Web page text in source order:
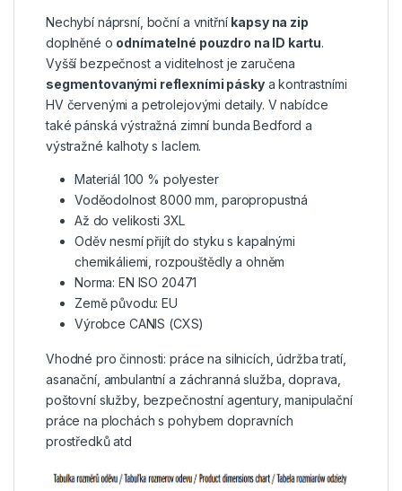
Nechybí náprsní, boční a vnitřní kapsy na zip
doplněné o odnímatelné pouzdro na ID kartu.
Vyšší bezpečnost a viditelnost je zaručena
segmentovanými reflexními páskya kontrastními
HV červenými a petrolejovými detaily. V nabídce
také pánská výstražná zimní bunda Bedford a
výstražné kalhoty s laclem.
Materiál 100 % polyester
Voděodolnost 8000 mm, paropropustná
Až do velikosti 3XL
Oděv nesmí přijít do styku s kapalnými
chemikáliemi, rozpouštědly a ohněm
Norma: EN ISO 20471
Země původu: EU
Výrobce CANIS (CXS)
Vhodné pro činnosti: práce na silnicích, údržba tratí,
asanační, ambulantní a záchranná služba, doprava,
poštovní služby, bezpečnostní agentury, manipulační
práce na plochách s pohybem dopravních
prostředků atd